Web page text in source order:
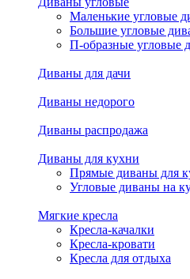
Маленькие угловые
Большие угловые
П-образные угловые
Диваны для дачи
Диваны недорого
Диваны распродажа
Диваны для кухни
Прямые диваны для
Угловые диваны на
Мягкие кресла
Кресла-качалки
Кресла-кровати
Кресла для отдыха